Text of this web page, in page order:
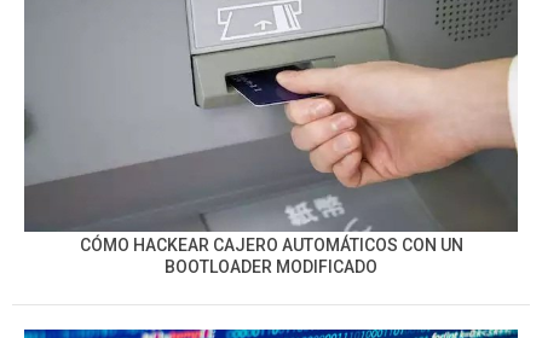
CÓMO HACKEAR CAJERO AUTOMÁTICOS CON UN
BOOTLOADER MODIFICADO